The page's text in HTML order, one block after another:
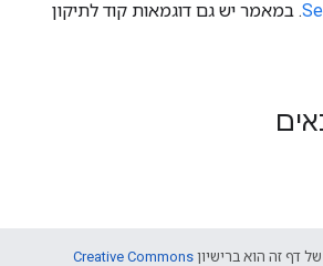
. במאמר יש גם דוגמאות קוד לתיקון
דף זה הוא ברישיון Creative Commons